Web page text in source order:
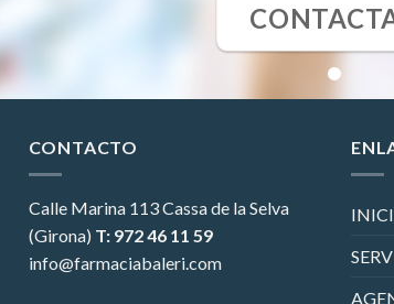
CONTACTO
Calle Marina 113Cassa de la Selva
(Girona) T: 972 46 11 59
info@farmaciabaleri.com